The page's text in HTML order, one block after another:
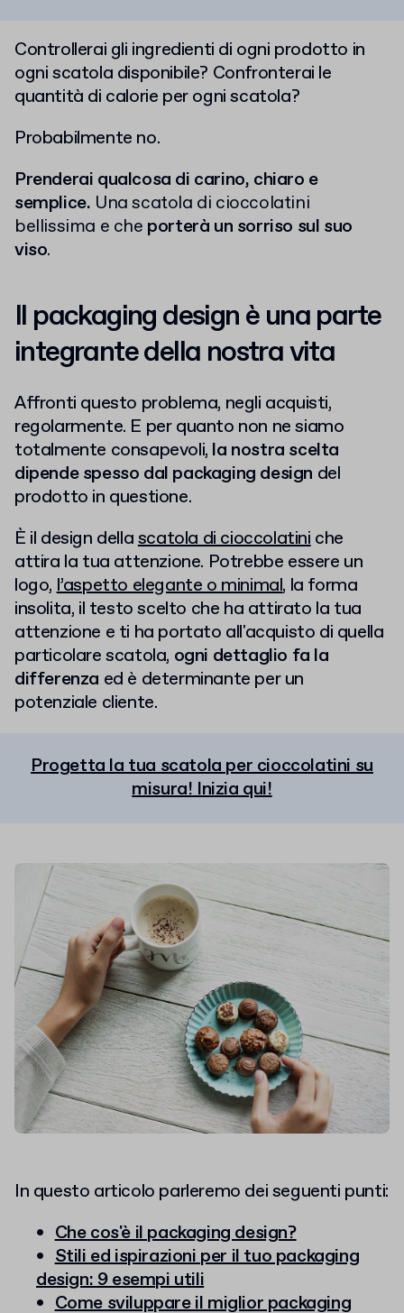
Controllerai gli ingredienti di ogni prodotto in
ogni scatola disponibile? Confronterai le
quantità di calorie per ogni scatola?
Probabilmente no.
Prenderai qualcosa di carino, chiaro e
semplice. Una scatola di cioccolatini
bellissima e che porterà un sorriso sul suo
viso.
Il packaging design è una parte
integrante della nostra vita
Affronti questo problema, negli acquisti,
regolarmente. E per quanto non ne siamo
totalmente consapevoli, la nostra scelta
dipende spesso dal packaging design del
prodotto in questione.
È il design dellascatola di cioccolatiniche
attira la tua attenzione. Potrebbe essere un
logo,l’aspetto elegante o minimal, la forma
insolita, il testo scelto che ha attirato la tua
attenzione e ti ha portato all'acquisto di quella
particolare scatola, ogni dettaglio fa la
differenza ed è determinante per un
potenziale cliente.
Progetta la tua scatola per cioccolatini su
misura! Inizia qui!
In questo articolo parleremo dei seguenti punti:
Che cos'è il packaging design?
Stili ed ispirazioni per il tuo packaging
design: 9 esempi utili
Come sviluppare il miglior packaging